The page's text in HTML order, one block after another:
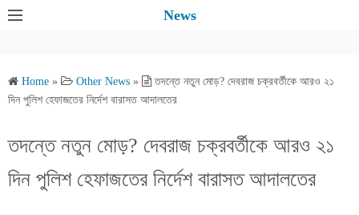
News
Home » Other News »
তদন্তে নতুন মোড়? দেবরাজ চক্রবর্তীকে আরও ২১
দিন পুলিশ হেফাজতের নির্দেশ বারাসত আদালতের
তদন্তে নতুন মোড়? দেবরাজ চক্রবর্তীকে আরও ২১
দিন পুলিশ হেফাজতের নির্দেশ বারাসত আদালতের